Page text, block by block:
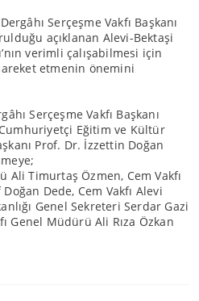
Serçeşme Vakfı Başkanı
açıklanan Alevi-Bektaşi
verimli çalışabilmesi için
etmenin önemini
Serçeşme Vakfı Başkanı
Eğitim ve Kültür
Prof. Dr. İzzettin Doğan
Ali Timurtaş Özmen, Cem Vakfı
Dede, Cem Vakfı Alevi
Genel Sekreteri Serdar Gazi
Genel Müdürü Ali Rıza Özkan